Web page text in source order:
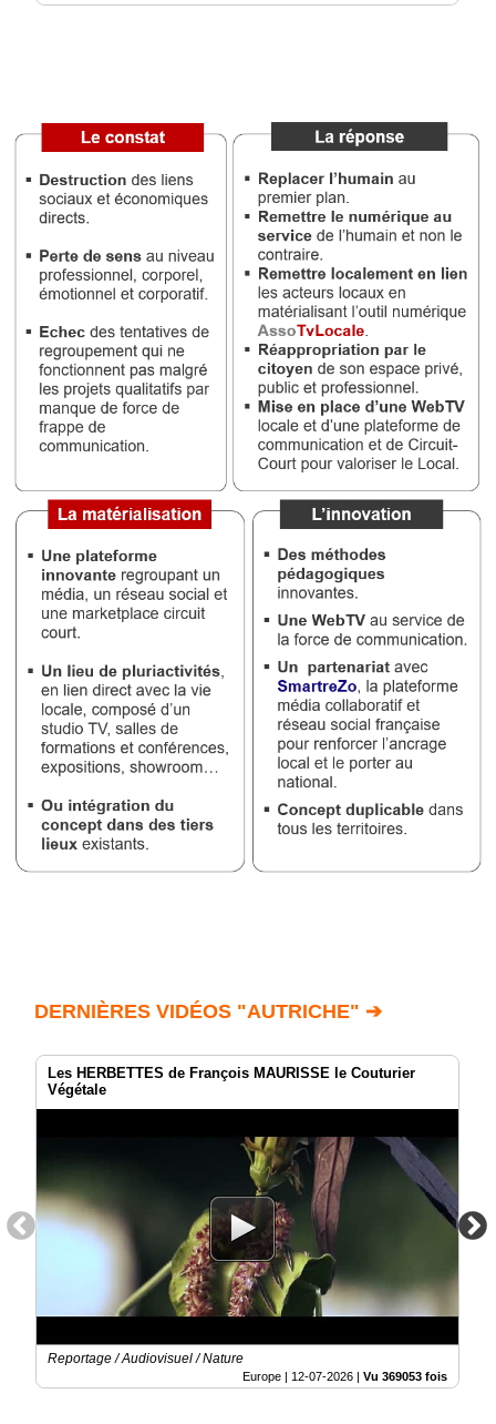
DERNIÈRES VIDÉOS "AUTRICHE" ➔
Les HERBETTES de François MAURISSE le Couturier
Végétale
Reportage / Audiovisuel / Nature
Europe | 12-07-2026 | Vu 369053 fois